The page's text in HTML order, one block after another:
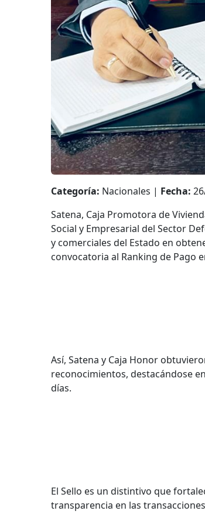
Categoría: Nacionales | Fecha:
Satena, Caja Promotora de
Social y Empresarial del Sector
y comerciales del Estado en
convocatoria al Ranking de Pago
Así, Satena y Caja Honor
reconocimientos, destacándose
días.
El Sello es un distintivo que
transparencia en las